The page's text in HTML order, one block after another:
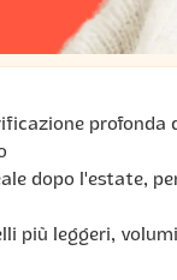
profonda
dopo l'estate,
più leggeri,